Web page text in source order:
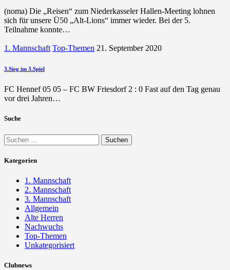
(noma) Die „Reisen“ zum Niederkasseler Hallen-Meeting lohnen
sich für unsere Ü50 „Alt-Lions“ immer wieder. Bei der 5.
Teilnahme konnte…
1. Mannschaft Top-Themen 21. September 2020
3.Sieg im 3.Spiel
FC Hennef 05 05 – FC BW Friesdorf 2 : 0 Fast auf den Tag genau
vor drei Jahren…
Suche
Suchen
nach:
Kategorien
1. Mannschaft
2. Mannschaft
3. Mannschaft
Allgemein
Alte Herren
Nachwuchs
Top-Themen
Unkategorisiert
Clubnews